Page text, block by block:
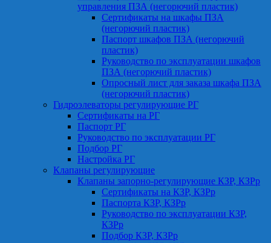
управления ПЗА (негорючий пластик)
Сертификаты на шкафы ПЗА
(негорючий пластик)
Паспорт шкафов ПЗА (негорючий
пластик)
Руководство по эксплуатации шкафов
ПЗА (негорючий пластик)
Опросный лист для заказа шкафа ПЗА
(негорючий пластик)
Гидроэлеваторы регулирующие РГ
Сертификаты на РГ
Паспорт РГ
Руководство по эксплуатации РГ
Подбор РГ
Настройка РГ
Клапаны регулирующие
Клапаны запорно-регулирующие КЗР, КЗРр
Сертификаты на КЗР, КЗРр
Паспорта КЗР, КЗРр
Руководство по эксплуатации КЗР,
КЗРр
Подбор КЗР, КЗРр